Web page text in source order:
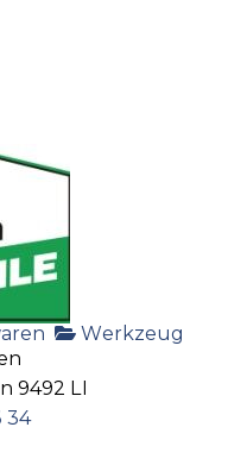
Werkzeug
9492 LI
34